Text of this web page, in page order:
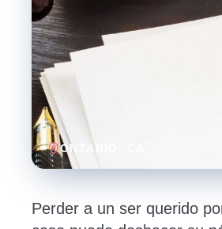
ONTARIO
Perder a un ser querido